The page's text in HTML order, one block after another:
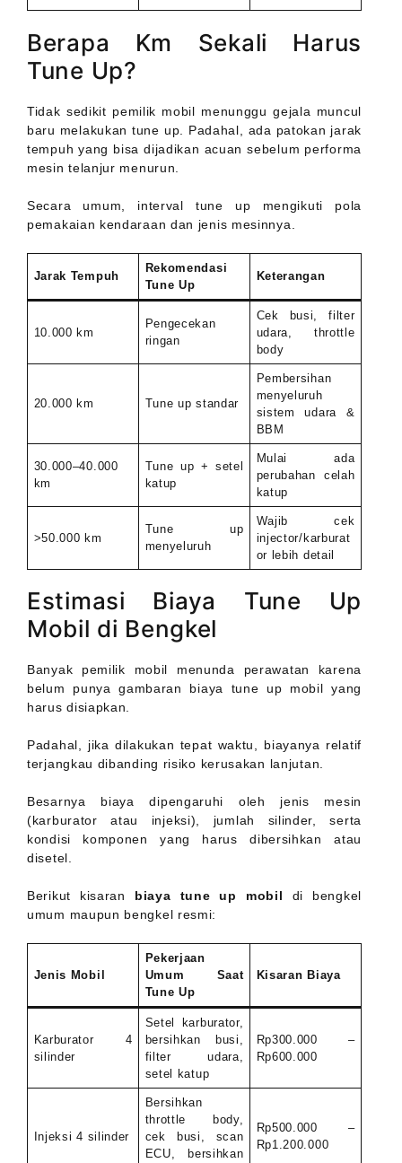
Berapa Km Sekali Harus
Tune Up?
Tidak sedikit pemilik mobil menunggu gejala muncul
baru melakukan tune up. Padahal, ada patokan jarak
tempuh yang bisa dijadikan acuan sebelum performa
mesin telanjur menurun.
Secara umum, interval tune up mengikuti pola
pemakaian kendaraan dan jenis mesinnya.
Jarak Tempuh
Rekomendasi
Tune Up
Keterangan
10.000 km
Pengecekan
ringan
Cek busi, filter
udara, throttle
body
20.000 km Tune up standar
Pembersihan
menyeluruh
sistem udara &
BBM
30.000–40.000
km
Tune up + setel
katup
Mulai ada
perubahan celah
katup
>50.000 km
Tune up
menyeluruh
Wajib cek
injector/karburat
or lebih detail
Estimasi Biaya Tune Up
Mobil di Bengkel
Banyak pemilik mobil menunda perawatan karena
belum punya gambaran biaya tune up mobil yang
harus disiapkan.
Padahal, jika dilakukan tepat waktu, biayanya relatif
terjangkau dibanding risiko kerusakan lanjutan.
Besarnya biaya dipengaruhi oleh jenis mesin
(karburator atau injeksi), jumlah silinder, serta
kondisi komponen yang harus dibersihkan atau
disetel.
Berikut kisaran biaya tune up mobil di bengkel
umum maupun bengkel resmi:
Jenis Mobil
Pekerjaan
Umum Saat
Tune Up
Kisaran Biaya
Karburator 4
silinder
Setel karburator,
bersihkan busi,
filter udara,
setel katup
Rp300.000 –
Rp600.000
Injeksi 4 silinder
Bersihkan
throttle body,
cek busi, scan
ECU, bersihkan
Rp500.000 –
Rp1.200.000